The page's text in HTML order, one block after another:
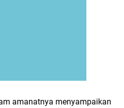
amanatnya menyampaikan